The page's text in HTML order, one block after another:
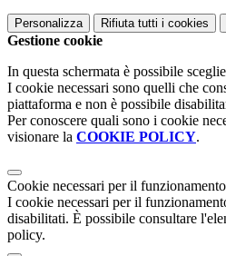
Personalizza Rifiuta tutti i cookies
Gestione cookie
In questa schermata è possibile
I cookie necessari sono quelli che
piattaforma e non è possibile
Per conoscere quali sono i cookie
visionare la COOKIE POLICY.
Cookie necessari per il funzionamento
I cookie necessari per il
disabilitati. È possibile consultare
policy.